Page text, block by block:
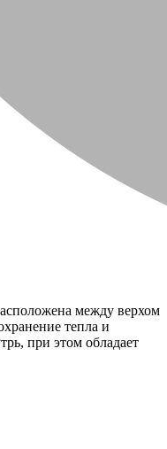
между верхом
тепла и
при этом обладает